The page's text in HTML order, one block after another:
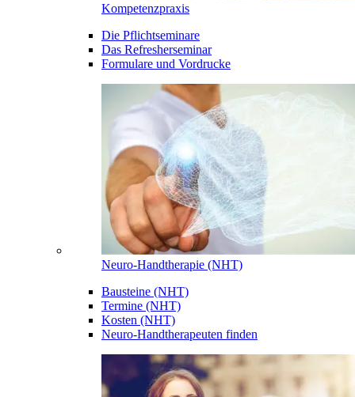
Kompetenzpraxis
Die Pflichtseminare
Das Refresherseminar
Formulare und Vordrucke
Neuro-Handtherapie (NHT)
Bausteine (NHT)
Termine (NHT)
Kosten (NHT)
Neuro-Handtherapeuten finden